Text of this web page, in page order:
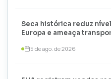
Seca histórica reduz
Europa e ameaça
5 de ago. de 2026